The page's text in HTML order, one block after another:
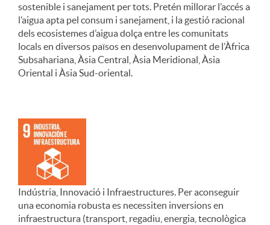
sostenible i sanejament per tots. Pretén millorar l’accés a
l’aigua apta pel consum i sanejament, i la gestió racional
dels ecosistemes d’aigua dolça entre les comunitats
locals en diversos països en desenvolupament de l’Àfrica
Subsahariana, Àsia Central, Àsia Meridional, Àsia
Oriental i Àsia Sud-oriental.
Indústria, Innovació i Infraestructures. Per aconseguir
una economia robusta es necessiten inversions en
infraestructura (transport, regadiu, energia, tecnològica